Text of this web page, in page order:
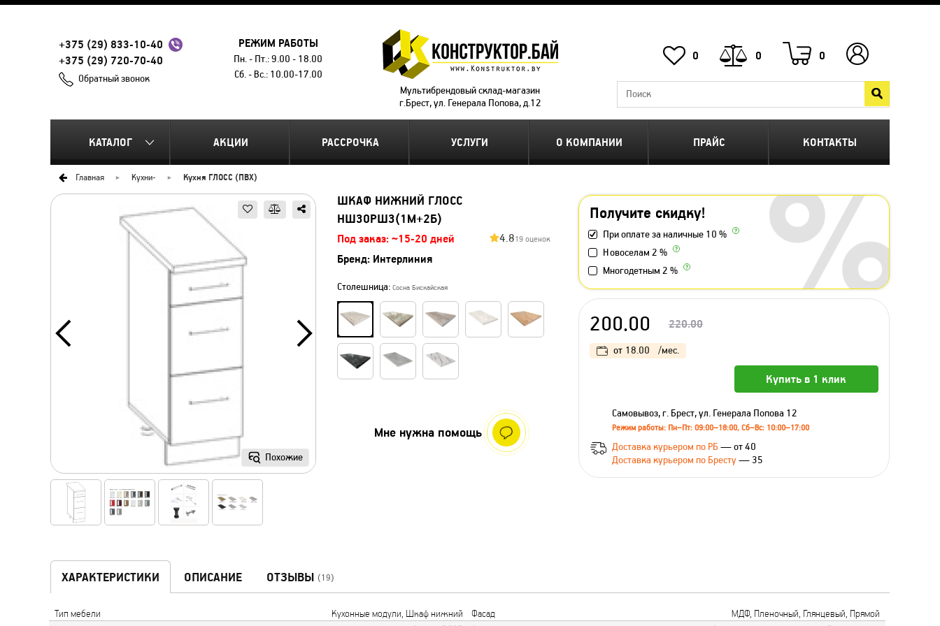
+375 (29) 833-10-40
+375 (29) 720-70-40
Обратный звонок
РЕЖИМ РАБОТЫ
Пн. - Пт.: 9.00 - 18.00
Сб. - Вс.: 10.00-17.00
Мультибрендовый склад-магазин
г.Брест, ул. Генерала Попова, д.12
0 0 0
КАТАЛОГ АКЦИИ РАССРОЧКА УСЛУГИ О КОМПАНИИ ПРАЙС КОНТАКТЫ
Главная Кухни- Кухня ГЛОСС (ПВХ)
Похожие
ШКАФ НИЖНИЙ ГЛОСС
НШ30РШ3(1М+2Б)
Под заказ: ~15-20 дней 4.819 оценок
Бренд: Интерлиния
Столешница: Сосна Бискайская
Получите скидку!
При оплате за наличные 10 %
Новоселам 2 %
Многодетным 2 %
Мне нужна помощь
200.00 220.00
от 18.00 /мес.
Купить в 1 клик
Самовывоз, г. Брест, ул. Генерала Попова 12
Режим работы: Пн–Пт: 09:00–18:00, Сб–Вс: 10:00–17:00
Доставка курьером по РБ — от 40
Доставка курьером по Бресту— 35
ХАРАКТЕРИСТИКИ ОПИСАНИЕ ОТЗЫВЫ (19)
Тип мебели Кухонные модули, Шкаф нижний Фасад
МДФ, Пленочный, Глянцевый, Прямой